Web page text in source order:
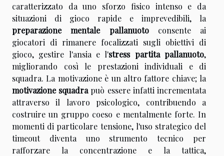
caratterizzato da uno sforzo fisico intenso e da
situazioni di gioco rapide e imprevedibili, la
preparazione mentale pallanuotoconsente ai
giocatori di rimanere focalizzati sugli obiettivi di
gioco, gestire l'ansia e l'stress partita pallanuoto,
migliorando così le prestazioni individuali e di
squadra. La motivazione è un altro fattore chiave; la
motivazione squadrapuò essere infatti incrementata
attraverso il lavoro psicologico, contribuendo a
costruire un gruppo coeso e mentalmente forte. In
momenti di particolare tensione, l'uso strategico del
timeout diventa uno strumento tecnico per
rafforzare la concentrazione e la tattica,